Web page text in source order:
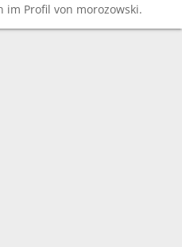
im Profil von morozowski.